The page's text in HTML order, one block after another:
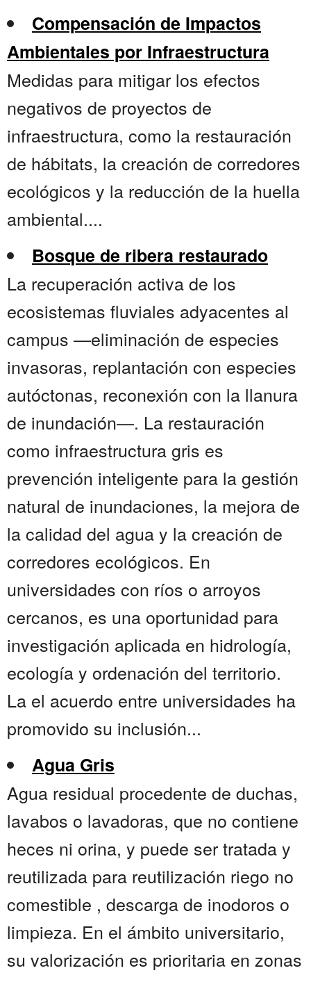
Compensación de Impactos
Ambientales por Infraestructura
Medidas para mitigar los efectos
negativos de proyectos de
infraestructura, como la restauración
de hábitats, la creación de corredores
ecológicos y la reducción de la huella
ambiental....
Bosque de ribera restaurado
La recuperación activa de los
ecosistemas fluviales adyacentes al
campus —eliminación de especies
invasoras, replantación con especies
autóctonas, reconexión con la llanura
de inundación—. La restauración
como infraestructura gris es
prevención inteligente para la gestión
natural de inundaciones, la mejora de
la calidad del agua y la creación de
corredores ecológicos. En
universidades con ríos o arroyos
cercanos, es una oportunidad para
investigación aplicada en hidrología,
ecología y ordenación del territorio.
La el acuerdo entre universidades ha
promovido su inclusión...
Agua Gris
Agua residual procedente de duchas,
lavabos o lavadoras, que no contiene
heces ni orina, y puede ser tratada y
reutilizada para reutilización riego no
comestible , descarga de inodoros o
limpieza. En el ámbito universitario,
su valorización es prioritaria en zonas